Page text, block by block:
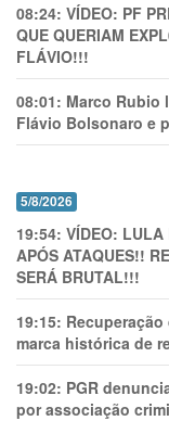
08:24: VÍDEO: PF
QUE QUERIAM
FLÁVIO!!!
08:01: Marco Rubio
Flávio Bolsonaro e
5/8/2026
19:54: VÍDEO: LULA
APÓS ATAQUES!!
SERÁ BRUTAL!!!
19:15:
marca histórica de
19:02: PGR
por associação